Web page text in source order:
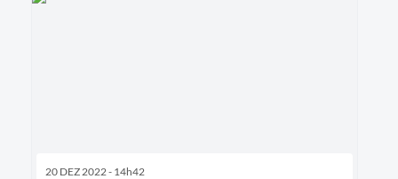
20 DEZ 2022 - 14h42